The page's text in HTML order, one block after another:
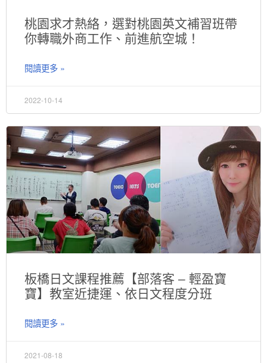
桃園求才熱絡，選對桃園英文補習班帶
你轉職外商工作、前進航空城！
閱讀更多 »
2022-10-14
板橋日文課程推薦【部落客 – 輕盈寶
寶】教室近捷運、依日文程度分班
閱讀更多 »
2021-08-18